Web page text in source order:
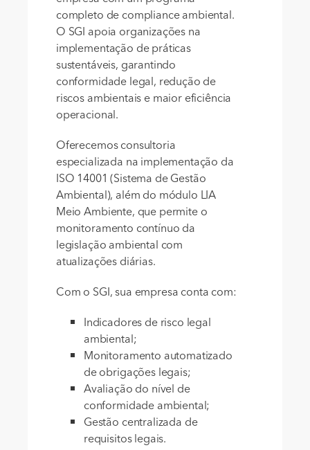
completo de compliance ambiental.
O SGI apoia organizações na
implementação de práticas
sustentáveis, garantindo
conformidade legal, redução de
riscos ambientais e maior eficiência
operacional.
Oferecemos consultoria
especializada na implementação da
ISO 14001 (Sistema de Gestão
Ambiental), além do módulo LIA
Meio Ambiente, que permite o
monitoramento contínuo da
legislação ambiental com
atualizações diárias.
Com o SGI, sua empresa conta com:
Indicadores de risco legal
ambiental;
Monitoramento automatizado
de obrigações legais;
Avaliação do nível de
conformidade ambiental;
Gestão centralizada de
requisitos legais.